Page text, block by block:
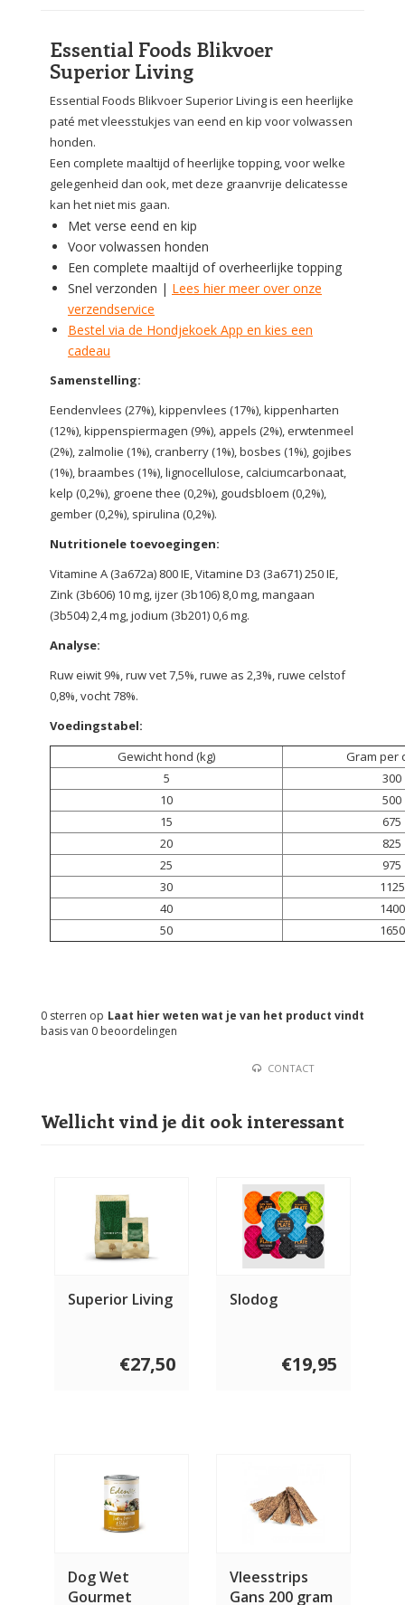
Essential Foods Blikvoer
Superior Living
Essential Foods Blikvoer Superior Living is een heerlijke
paté met vleesstukjes van eend en kip voor volwassen
honden.
Een complete maaltijd of heerlijke topping, voor welke
gelegenheid dan ook, met deze graanvrije delicatesse
kan het niet mis gaan.
Met verse eend en kip
Voor volwassen honden
Een complete maaltijd of overheerlijke topping
Snel verzonden | Lees hier meer over onze
verzendservice
Bestel via de Hondjekoek App en kies een
cadeau
Samenstelling:
Eendenvlees (27%), kippenvlees (17%), kippenharten
(12%), kippenspiermagen (9%), appels (2%), erwtenmeel
(2%), zalmolie (1%),cranberry (1%), bosbes (1%), gojibes
(1%), braambes (1%), lignocellulose, calciumcarbonaat,
kelp (0,2%), groene thee (0,2%), goudsbloem (0,2%),
gember(0,2%), spirulina (0,2%).
Nutritionele toevoegingen:
Vitamine A (3a672a) 800 IE, Vitamine D3 (3a671) 250 IE,
Zink (3b606) 10 mg, ijzer (3b106) 8,0 mg, mangaan
(3b504) 2,4 mg, jodium (3b201) 0,6 mg.
Analyse:
Ruw eiwit 9%, ruw vet 7,5%, ruwe as 2,3%, ruwe celstof
0,8%, vocht 78%.
Voedingstabel:
Gewicht hond (kg)
Gram per
5
300
10
500
15
675
20
825
25
975
30
1125
40
1400
50
1650
Laat hier weten wat je van het product vindt
0 sterren op
basis van 0 beoordelingen
CONTACT
Wellicht vind je dit ook interessant
Superior Living
€27,50
Slodog
€19,95
Dog Wet
Gourmet
Vleesstrips
Gans 200 gram